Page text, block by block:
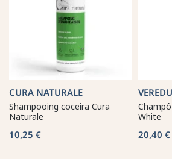
CURA NATURALE
Shampooing coceira Cura
Naturale
10,25 €
White
20,40 €